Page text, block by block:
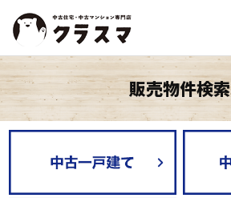
販売物件検索